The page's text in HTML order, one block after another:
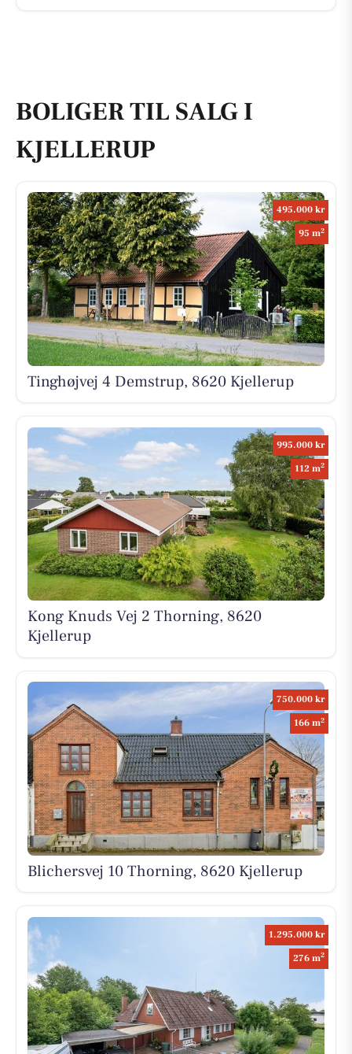
BOLIGER TIL SALG I
KJELLERUP
495.000 kr
95 m2
Tinghøjvej 4 Demstrup, 8620 Kjellerup
995.000 kr
112 m2
Kong Knuds Vej 2 Thorning, 8620
Kjellerup
750.000 kr
166 m2
Blichersvej 10 Thorning, 8620 Kjellerup
1.295.000 kr
276 m2